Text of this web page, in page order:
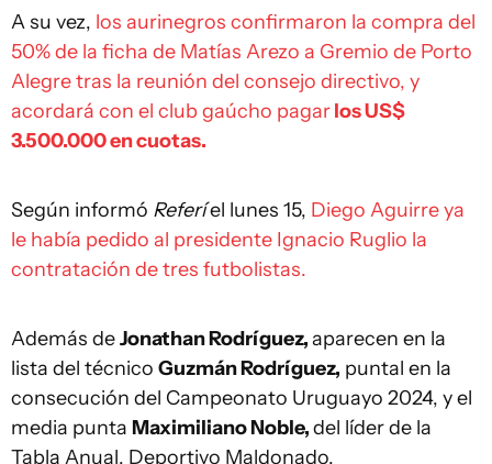
A su vez, los aurinegros confirmaron la compra del
50% de la ficha de Matías Arezo a Gremio de Porto
Alegre tras la reunión del consejo directivo, y
acordará con el club gaúcho pagarlos US$
3.500.000 en cuotas.
Según informó Referíel lunes 15, Diego Aguirre ya
le había pedido al presidente Ignacio Ruglio la
contratación de tres futbolistas.
Además deJonathan Rodríguez,aparecen en la
lista del técnico Guzmán Rodríguez, puntal en la
consecución del Campeonato Uruguayo 2024, y el
media punta Maximiliano Noble,del líder de la
Tabla Anual, Deportivo Maldonado.